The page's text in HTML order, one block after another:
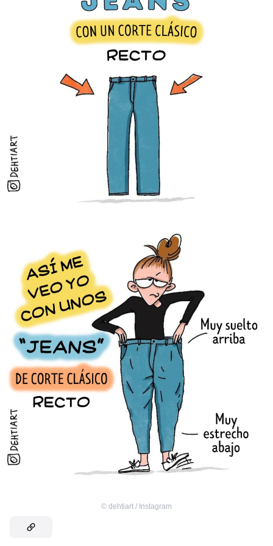
© dehtiart / Instagram